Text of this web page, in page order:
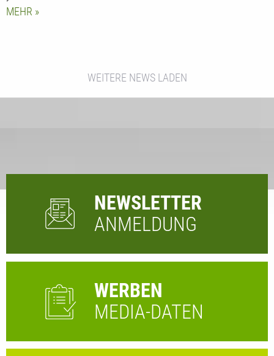
MEHR
WEITERE NEWS LADEN
NEWSLETTER
ANMELDUNG
WERBEN
MEDIA-DATEN